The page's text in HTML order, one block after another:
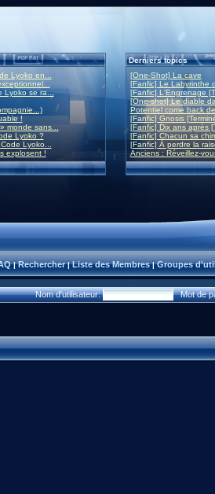
Lyoko en...
Lyoko se ra...
!
monde sans...
Lyoko ?
Lyoko...
explosent !
Derniers topics
[One-Shot] La cave
[Fanfic] Le Labyrinthe
[Fanfic] L'Engrenage
[One-shot] Le diable
Potentiel come back
[Fanfic] Gnosis
[Fanfic] Dix ans après
[Fanfic] Chacun sa
[Fanfic] À perdre la
Anciens : Réveillez-
|Rechercher|Liste des Membres|Groupes
Nom d'utilisateur: Mot de